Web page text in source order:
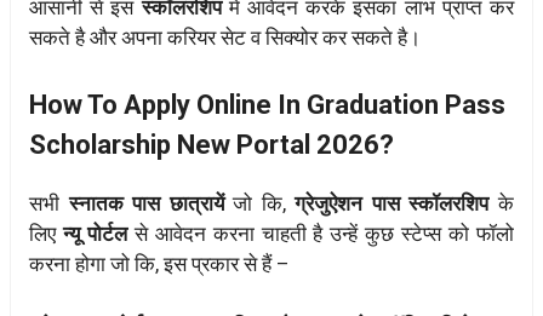
आसानी से इसस्कॉलरशिपमे आवेदन करके इसका लाभ प्राप्त कर
सकते है और अपना करियर सेट व सिक्योर कर सकते है।
How To Apply Online In Graduation Pass
Scholarship New Portal 2026?
सभीस्नातक पास छात्रायेंजो कि,ग्रेजुऐशन पास स्कॉलरशिपके
लिएन्यू पोर्टलसे आवेदन करना चाहती है उन्हें कुछ स्टेप्स को फॉलो
करना होगा जो कि, इस प्रकार से हैं –